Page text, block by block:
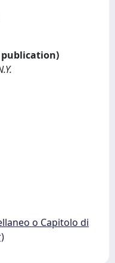
publication)
o Capitolo di